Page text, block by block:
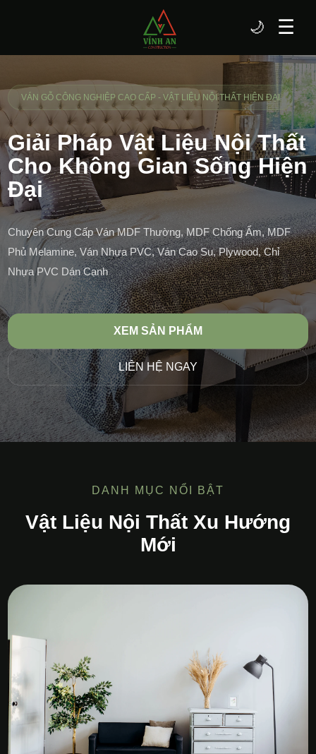
☰
🌙
VÁN GỖ CÔNG NGHIỆP CAO CẤP - VẬT LIỆU NỘI THẤT HIỆN ĐẠI
Giải Pháp Vật Liệu Nội Thất
Cho Không Gian Sống Hiện
Đại
Chuyên Cung Cấp Ván MDF Thường, MDF Chống Ẩm, MDF
Phủ Melamine, Ván Nhựa PVC, Ván Cao Su, Plywood, Chỉ
Nhựa PVC Dán Cạnh
XEM SẢN PHẨM
LIÊN HỆ NGAY
DANH MỤC NỔI BẬT
Vật Liệu Nội Thất Xu Hướng
Mới